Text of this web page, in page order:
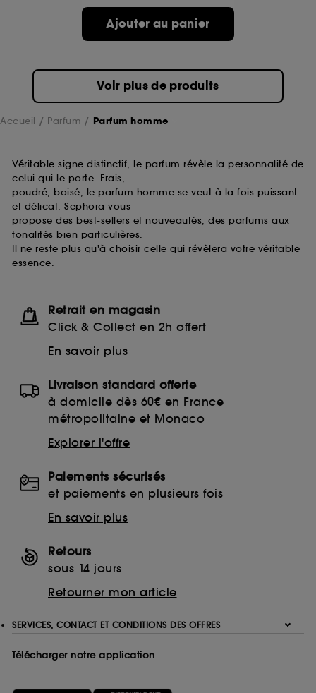
Ajouter au panier
Voir plus de produits
Accueil Parfum Parfum homme
Véritable signe distinctif, le parfum révèle la personnalité de
celui qui le porte. Frais,
poudré, boisé, le parfum homme se veut à la fois puissant
et délicat. Sephora vous
propose des best-sellers et nouveautés, des parfums aux
tonalités bien particulières.
Il ne reste plus qu'à choisir celle qui révèlera votre véritable
essence.
Retrait en magasin
Click & Collect en 2h offert
En savoir plus
Livraison standard offerte
à domicile dès 60€ en France
métropolitaine et Monaco
Explorer l'offre
Paiements sécurisés
et paiements en plusieurs fois
En savoir plus
Retours
sous 14 jours
Retourner mon article
SERVICES, CONTACT ET CONDITIONS DES OFFRES
Télécharger notre application